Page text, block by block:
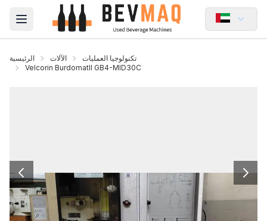
Open main menu
الرئيسية الآلات
تكنولوجيا العمليات
Velcorin BurdomatII GB4-MID30C